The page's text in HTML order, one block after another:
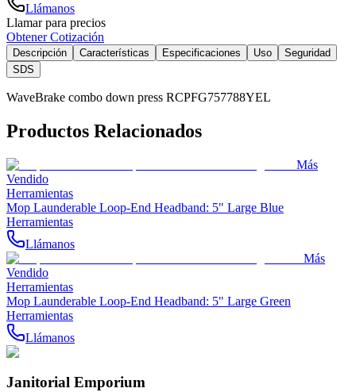
Llámanos
Llamar para precios
Obtener Cotización
Descripción Características Especificaciones Uso
Seguridad
SDS
WaveBrake combo down press RCPFG757788YEL
Productos Relacionados
Más
Vendido
Herramientas
Mop Launderable Loop-End Headband: 5" Large Blue
Herramientas
Llámanos
Más
Vendido
Herramientas
Mop Launderable Loop-End Headband: 5" Large Green
Herramientas
Llámanos
Janitorial Emporium